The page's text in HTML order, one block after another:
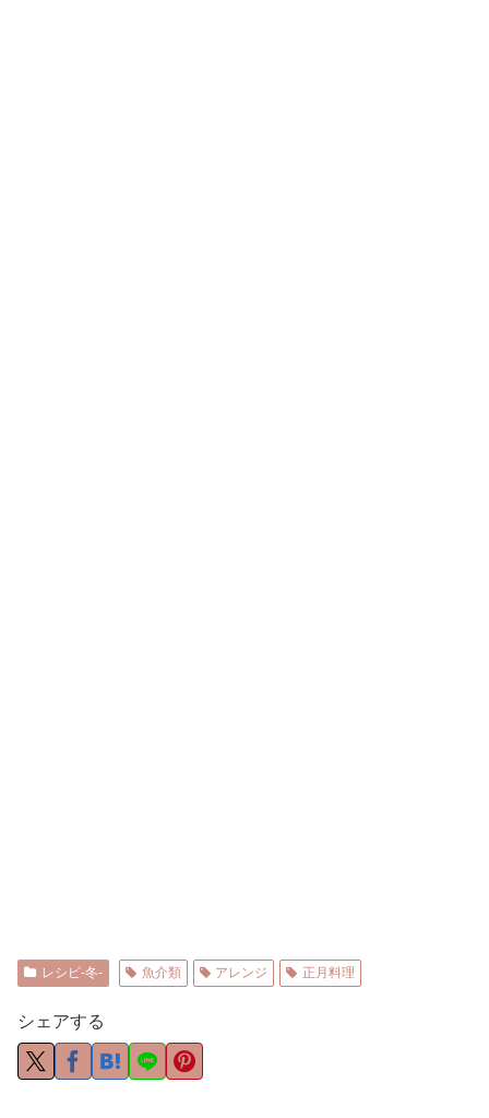
レシピ-冬- 魚介類 アレンジ 正月料理
シェアする